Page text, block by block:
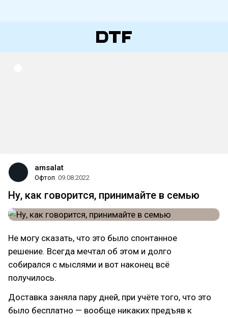
amsalat
Офтоп 09.08.2022
Ну, как говорится, принимайте в семью
Не могу сказать, что это было спонтанное
решение. Всегда мечтал об этом и долго
собирался с мыслями и вот наконец всё
получилось.
Доставка заняла пару дней, при учёте того, что это
было бесплатно — вообще никаких предъяв к